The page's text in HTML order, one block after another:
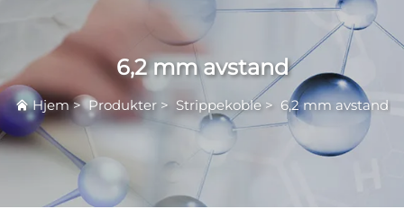
6,2 mm avstand
Hjem>Produkter > Strippekoble > 6,2 mm avstand